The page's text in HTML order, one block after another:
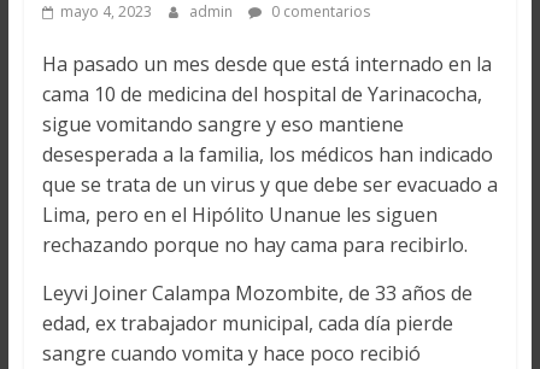
mayo 4, 2023 admin 0 comentarios
Ha pasado un mes desde que está internado en la
cama 10 de medicina del hospital de Yarinacocha,
sigue vomitando sangre y eso mantiene
desesperada a la familia, los médicos han indicado
que se trata de un virus y que debe ser evacuado a
Lima, pero en el Hipólito Unanue les siguen
rechazando porque no hay cama para recibirlo.
Leyvi Joiner Calampa Mozombite, de 33 años de
edad, ex trabajador municipal, cada día pierde
sangre cuando vomita y hace poco recibió